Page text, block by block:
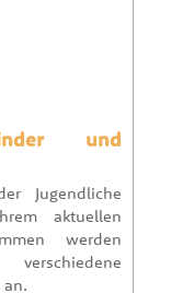
und
Jugendliche
aktuellen
werden